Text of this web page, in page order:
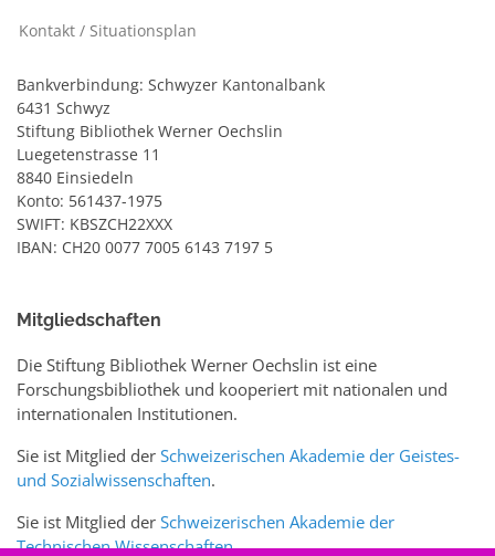
Kontakt / Situationsplan
Bankverbindung: Schwyzer Kantonalbank
6431 Schwyz
Stiftung Bibliothek Werner Oechslin
Luegetenstrasse 11
8840 Einsiedeln
Konto: 561437-1975
SWIFT: KBSZCH22XXX
IBAN: CH20 0077 7005 6143 7197 5
Mitgliedschaften
Die Stiftung Bibliothek Werner Oechslin ist eine
Forschungsbibliothek und kooperiert mit nationalen und
internationalen Institutionen.
Sie ist Mitglied der Schweizerischen Akademie der Geistes-
und Sozialwissenschaften.
Sie ist Mitglied der Schweizerischen Akademie der
Technischen Wissenschaften.